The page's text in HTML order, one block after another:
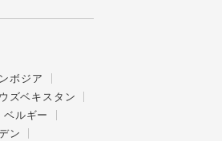
ボジア
ウズベキスタン
ベルギー
ン